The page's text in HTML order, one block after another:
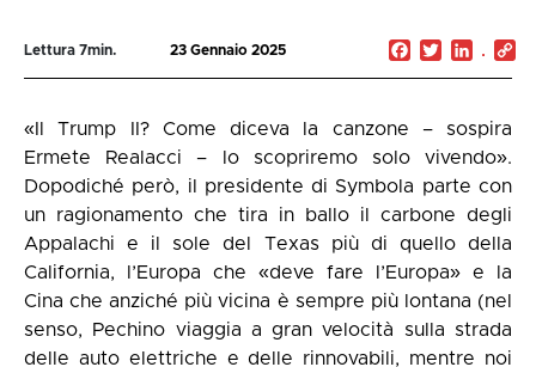
Lettura 7min. 23 Gennaio 2025 Facebook
Twitter
«Il Trump II? Come diceva la canzone – sospira
Ermete Realacci – lo scopriremo solo vivendo».
Dopodiché però, il presidente di Symbola parte con
un ragionamento che tira in ballo il carbone degli
Appalachi e il sole del Texas più di quello della
California, l’Europa che «deve fare l’Europa» e la
Cina che anziché più vicina è sempre più lontana (nel
senso, Pechino viaggia a gran velocità sulla strada
delle auto elettriche e delle rinnovabili, mentre noi